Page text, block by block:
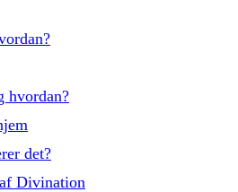
hvordan?
det?
Divination